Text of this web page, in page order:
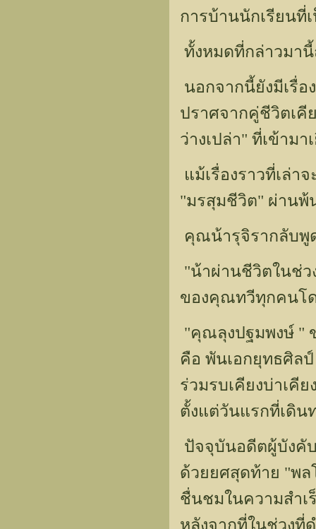
การบ้านนักเรียนที่
ทั้งหมดที่กล่าวมา
นอกจากนี้ยังมีเรื่อ
ปราศจากคู่ชีวิตเคี
ว่างเปล่า" ที่เข้าม
แม้เรื่องราวที่เล่า
"มรสุมชีวิต" ผ่านพ้
คุณน้ารุจิรากลับพู
"น้าผ่านชีวิตในช่ว
ของคุณทวีทุกคนโ
"คุณลุงปฐมพงษ์ "
คือ พันเอกยุทธศิล
ร่วมรบเคียงบ่าเคี
ตั้งแต่วันแรกที่เดิน
ปัจจุบันอดีตผู้บังคั
ด้วยยศสุดท้าย "พ
ชื่นชมในความสำเ
หลังจากที่ในช่วงที่